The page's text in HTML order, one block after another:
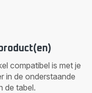
compatibel is met je
in de onderstaande
de tabel.